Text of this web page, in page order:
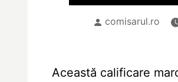
comisarul.ro
Această calificare